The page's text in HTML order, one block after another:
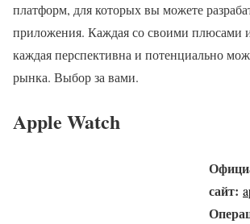
платформ, для которых вы можете
приложения. Каждая со своими плюсами
каждая перспективна и потенциально
рынка. Выбор за вами.
Apple Watch
сайт: